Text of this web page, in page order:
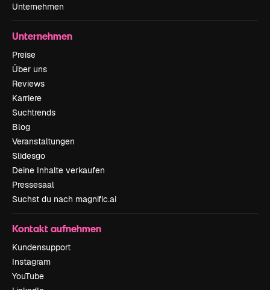
Unternehmen
Unternehmen
Preise
Über uns
Reviews
Karriere
Suchtrends
Blog
Veranstaltungen
Slidesgo
Deine Inhalte verkaufen
Pressesaal
Suchst du nach magnific.ai
Kontakt aufnehmen
Kundensupport
Instagram
YouTube